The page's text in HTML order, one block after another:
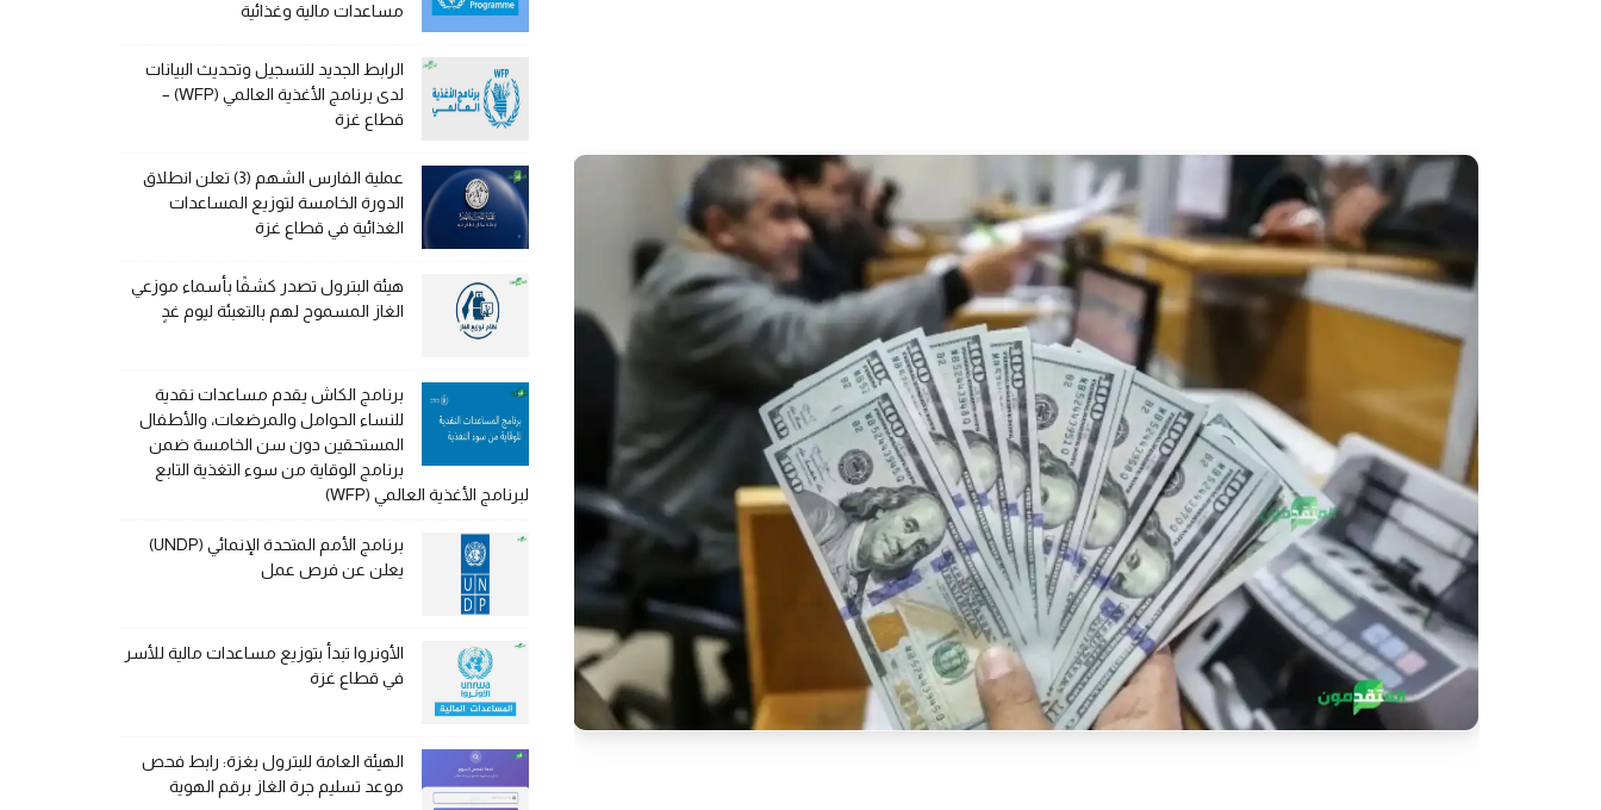
مساعدات مالية وغذائية
الرابط الجديد للتسجيل وتحديث البيانات
لدى برنامج الأغذية العالمي (WFP) –
قطاع غزة
عملية الفارس الشهم (3) تعلن انطلاق
الدورة الخامسة لتوزيع المساعدات
الغذائية في قطاع غزة
هيئة البترول تصدر كشفًا بأسماء موزعي
الغاز المسموح لهم بالتعبئة ليوم غدٍ
برنامج الكاش يقدم مساعدات نقدية
للنساء الحوامل والمرضعات، والأطفال
المستحقين دون سن الخامسة ضمن
برنامج الوقاية من سوء التغذية التابع
لبرنامج الأغذية العالمي (WFP)
برنامج الأمم المتحدة الإنمائي (UNDP)
يعلن عن فرص عمل
الأونروا تبدأ بتوزيع مساعدات مالية للأسر
في قطاع غزة
الهيئة العامة للبترول بغزة: رابط فحص
موعد تسليم جرة الغاز برقم الهوية